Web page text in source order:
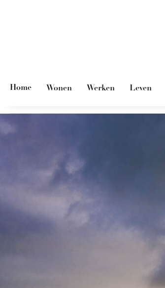
Home Wonen Werken Leven